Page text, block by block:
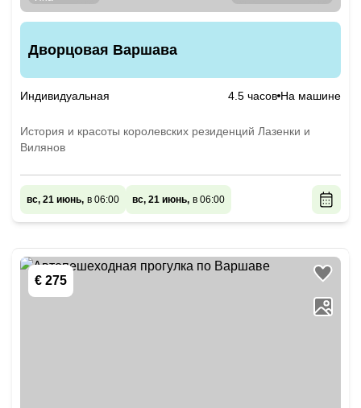
Дворцовая Варшава
Индивидуальная 4.5 часов На машине
История и красоты королевских резиденций Лазенки и
Вилянов
вс, 21 июнь, в 06:00 вс, 21 июнь, в 06:00
€ 275